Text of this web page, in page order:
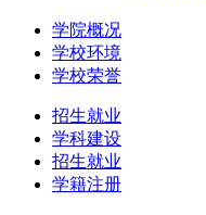
学院概况
学校环境
学校荣誉
招生就业
学科建设
招生就业
学籍注册